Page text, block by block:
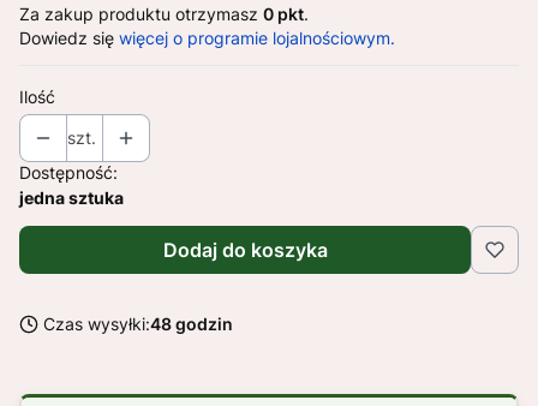
Za zakup produktu otrzymasz 0 pkt.
Dowiedz się więcej o programie lojalnościowym.
Ilość
szt.
Dostępność:
jedna sztuka
Dodaj do koszyka
Czas wysyłki:48 godzin